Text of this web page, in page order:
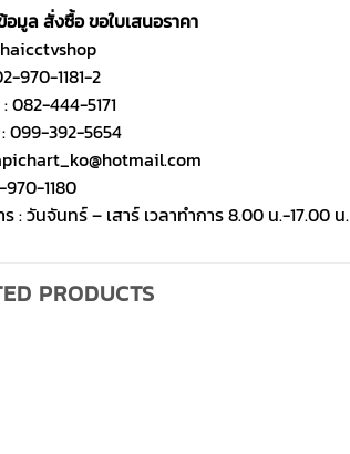
มูล สั่งซื้อ ขอใบเสนอราคา
970-1181-2
082-444-5171
099-392-5654
970-1180
ร : วันจันทร์ – เสาร์ เวลาทำการ 8.00 น.-17.00 น.
PRODUCTS